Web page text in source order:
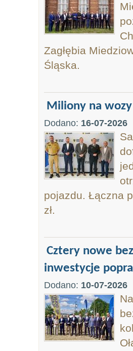
Zagłębia
Śląska.
Miliony na wozy
Dodano: 16-07-2026
pojazdu. Łączna
zł.
Cztery nowe
inwestycje
Dodano: 10-07-2026